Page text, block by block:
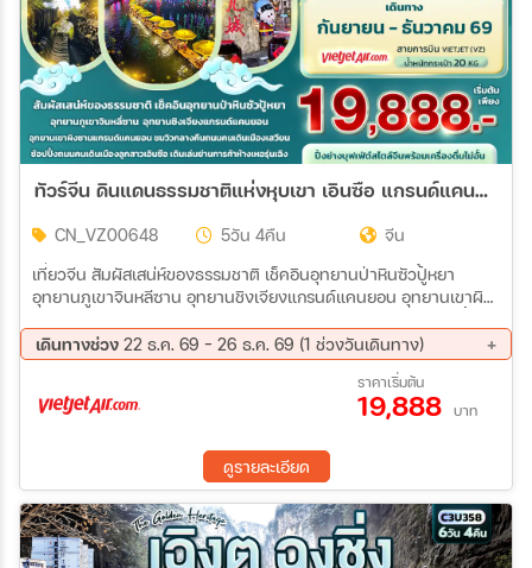
ทัวร์จีน ดินแดนธรรมชาติแห่งหุบเขา เอินซือ แกรนด์แคนยอน เขาผิงซาน ภูเขาจินหลีซาน (ทัวร์ไม่ลงร้าน) 5วัน 4คืน (VZ)
CN_VZ00648 5วัน 4คืน
จีน
เที่ยวจีน สัมผัสเสน่ห์ของธรรมชาติ เช็คอินอุทยานป่าหินซัวปู้หยา
อุทยานภูเขาจินหลีซาน อุทยานชิงเจียงแกรนด์แคนยอน อุทยานเขาผิง
ถนนคนเดินเมืองลูกสาวเอินซือ เดินเล่นย่านการค้าห้างเหอรุ่นเฉิง
เดินทางช่วง 22 ธ.ค. 69 - 26 ธ.ค. 69 (1 ช่วงวันเดินทาง)
ราคาเริ่มต้น
19,888 บาท
ดูรายละเอียด